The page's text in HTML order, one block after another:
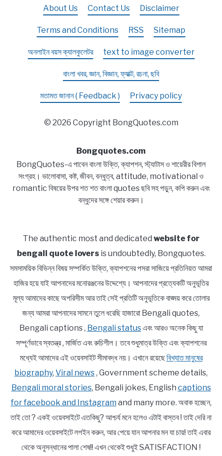
About Us Contact Us Disclaimer
Terms and Conditions RSS Sitemap
অনলাইন বয়স ক্যালকুলেটর text to image converter
বাংলা খবর, জ্ঞান, বিজ্ঞান, ফ্যাক্ট, রচনা, ছবি
মতামত জানান ( Feedback ) Privacy policy
© 2026 Copyright BongQuotes.com
Bongquotes.com
BongQuotes-এ পাবেন বাংলা উক্তি, ক্যাপশন, স্ট্যাটাস ও শায়েরীর বিশাল
সংগ্রহ। ভালোবাসা, কষ্ট, জীবন, বন্ধুত্ব, attitude, motivational ও
romantic বিষয়ের উপর শত শত বাংলা quotes ছবি সহ পড়ুন, কপি করুন এবং
বন্ধুদের সঙ্গে শেয়ার করুন।
The authentic most and dedicated website for
bengali quote loversis undoubtedly, Bongquotes.
সমসাময়িক বিভিন্ন বিষয় সম্পর্কিত উক্তি, ক্যাপশনের পসরা সাজিয়ে প্রতিনিয়ত আমরা
হাজির হয়ে যাই আপনাদের মনোরঞ্জনের উদ্দেশ্যে। আপনাদের প্রত্যেকটি অনুভূতির
মূল্য আমাদের কাছে অপরিসীম আর তাই সেই প্রতিটি অনুভূতিকে বাঙ্ময় করে তোলার
জন্য আমরা আপনাদের সামনে তুলে ধরেছি হাজারো Bengali quotes,
Bengali captions , Bengali statusএবং আরও অনেক কিছু যা
সম্পূর্ণভাবে স্বতন্ত্র , মার্জিত এবং রুচিশীল। তবে শুধুমাত্র উক্তি এবং ক্যাপশনের
মধ্যেই আমাদের এই ওয়েবসাইট সীমাবদ্ধ নয়। এখানে রয়েছেবিখ্যাত মানুষের
biography, Viral news, Government scheme details,
Bengali moral stories, Bengali jokes, English captions
for facebook and Instagram and many more. অবাক হচ্ছেন,
তাই তো ? একই ওয়েবসাইটে এতকিছু? আশ্চর্য মনে হলেও এটাই বাস্তব ! তাই দেরি না
করে আমাদের ওয়েবসাইটে লগইন করুন, আর পেয়ে যান আপনার মন যা চায়! তাই এবার
থেকে অনুসন্ধানের পালা শেষ!! এখন থেকেই শুধুই SATISFACTION !